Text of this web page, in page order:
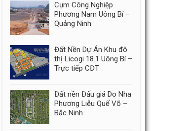
Cụm Công Nghiệp
Phương Nam Uông Bí –
Quảng Ninh
Đất Nền Dự Án Khu đô
thị Licogi 18.1 Uông Bí –
Trực tiếp CĐT
Đất nền Đấu giá Do Nha
Phương Liễu Quế Võ –
Bắc Ninh